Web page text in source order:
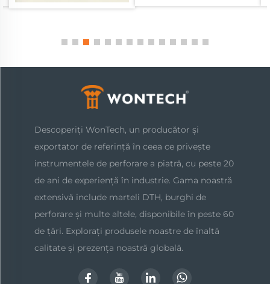
Descoperiți WonTech, un producător și
exportator de referință în ceea ce privește
instrumentele de perforare a piatră, cu peste 20
de ani de experiență în industrie. Gama noastră
extensivă include marteli DTH, burghi de
perforare și multe altele, disponibile în peste 60
de țări. Explorați produsele noastre de înaltă
calitate și prezența noastră globală.